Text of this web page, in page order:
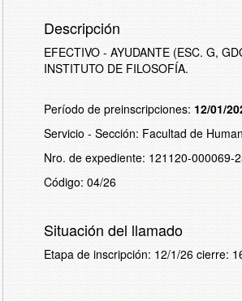
Descripción
EFECTIVO - AYUDANTE (ESC. G,
INSTITUTO DE FILOSOFÍA.
Período de preinscripciones: 12/01/
Servicio - Sección: Facultad de
Nro. de expediente: 121120-000069-
Código: 04/26
Situación del llamado
Etapa de inscripción: 12/1/26 cierre: